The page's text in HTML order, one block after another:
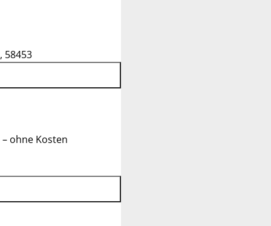
58453
ohne Kosten